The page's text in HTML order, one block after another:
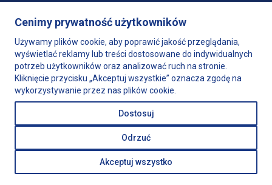
Firma
Produkty
Dobór urządzeń
Wsparcie
Sklep
Kontakt
Webtom.pl © 2023
Cenimy prywatność użytkowników
Używamy plików cookie, aby poprawić jakość przeglądania,
wyświetlać reklamy lub treści dostosowane do indywidualnych
potrzeb użytkowników oraz analizować ruch na stronie.
Kliknięcie przycisku „Akceptuj wszystkie” oznacza zgodę na
wykorzystywanie przez nas plików cookie.
Dostosuj
Odrzuć
Akceptuj wszystko